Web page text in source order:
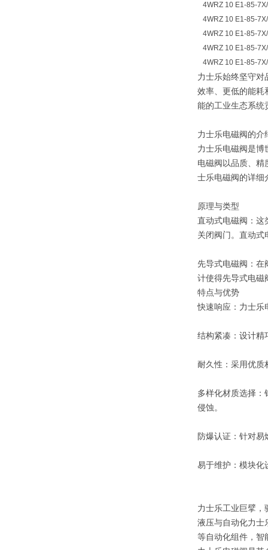
4WRZ 10 E1-85-
4WRZ 10 E1-85-
4WRZ 10 E1-85-
4WRZ 10 E1-85-
4WRZ 10 E1-85-
力士乐始终坚守对
效率、更低的能耗
能的工业生态系统
力士乐电磁阀的介
力士乐电磁阀是
电磁阀以品质、精
士乐电磁阀的详细
原理与类型
直动式电磁阀：这
关闭阀门。直动式
先导式电磁阀：在
计使得先导式电磁
特点与优势
快速响应：力士乐
结构紧凑：设计精
耐久性：采用优质
多样化材质选择
侵蚀。
防爆认证：针对易
易于维护：模块化
力士乐工业巨擘，
液压与自动化力士
等自动化组件，智